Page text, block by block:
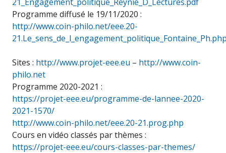
Programme diffusé le 19/11/2020 :
http://www.coin-philo.net/eee.20-
Sites : http://www.projet-eee.eu – http://www.coin-
philo.net
Programme 2020-2021 :
https://projet-eee.eu/programme-de-lannee-2020-
2021-1570/
http://www.coin-philo.net/eee.20-21.prog.php
Cours en vidéo classés par thèmes :
https://projet-eee.eu/cours-classes-par-themes/